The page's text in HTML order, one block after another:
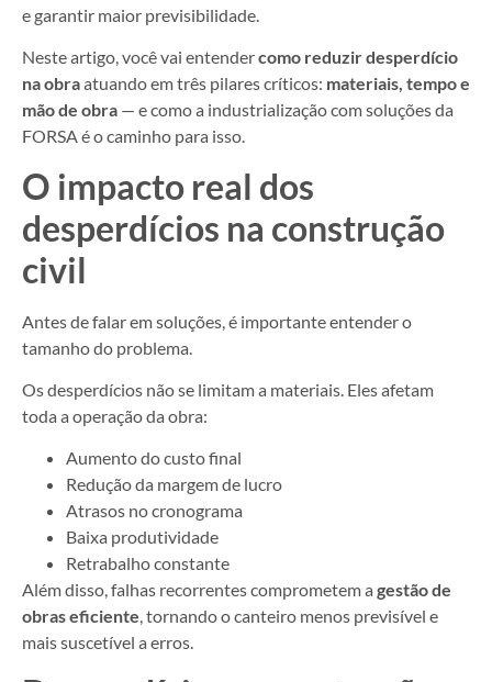
e garantir maior previsibilidade.
Neste artigo, você vai entendercomo reduzir desperdício
na obraatuando em três pilares críticos: materiais, tempo e
mão de obra — e como a industrialização com soluções da
FORSA é o caminho para isso.
O impacto real dos
desperdícios na construção
civil
Antes de falar em soluções, é importante entender o
tamanho do problema.
Os desperdícios não se limitam a materiais. Eles afetam
toda a operação da obra:
Aumento do custo final
Redução da margem de lucro
Atrasos no cronograma
Baixa produtividade
Retrabalho constante
Além disso, falhas recorrentes comprometem a gestão de
obras eficiente, tornando o canteiro menos previsível e
mais suscetível a erros.